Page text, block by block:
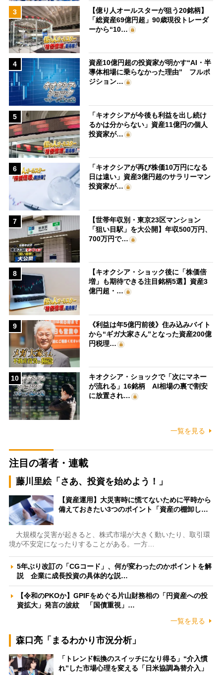
3
【億り人オールスターが狙う20銘柄】
「総資産69億円超」90歳現役トレーダ
ーから“10…
4
資産10億円超の投資家が明かす“AI・半
導体相場に乗らなかった理由” フルポ
ジション…
5
「キオクシアが今後も利益を出し続け
るかは分からない」資産11億円の個人
投資家が…
6
「キオクシアが再び株価10万円になる
日は遠い」資産3億円超のサラリーマン
投資家が…
7
【世帯年収別・東京23区マンション
「狙い目駅」を大公開】年収500万円、
700万円で…
8
【キオクシア・ショック後に「株価倍
増」も期待できる注目銘柄5選】資産3
億円超・…
9
《利益は年5億円前後》住み込みバイト
から“ギガ大家さん”となった資産200億
円税理…
10
キオクシア・ショックで「次にマネー
が流れる」16銘柄 AI相場の裏で割安
に放置され…
一覧を見る
注目の著者・連載
藤川里絵「さあ、投資を始めよう！」
【資産運用】大災害時に慌てないために平時から
備えておきたい3つのポイント「資産の棚卸し…
大規模な災害が起きると、株式市場が大きく動いたり、取引環
境が不安定になったりすることがある。一方…
5年ぶり改訂の「CGコード」、何が変わったのかポイントを解
説 企業に成長投資の具体的な説…
【令和のPKOか】GPIFをめぐる片山財務相の「円資産への投
資拡大」発言の波紋 「国債重視」…
一覧を見る
森口亮「まるわかり市況分析」
「トレンド転換のスイッチになり得る」“介入慣
れ”した市場心理を変える「日米協調為替介入」